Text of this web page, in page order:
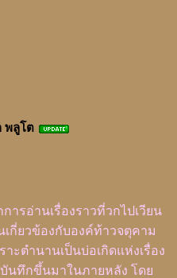
พลูโต
ารอ่านเรื่องราวที่วกไปเวียน
กี่ยวข้องกับองค์ท้าวจตุคาม
ะตำนานเป็นบ่อเกิดแห่งเรื่อง
นทึกขึ้นมาในภายหลัง โดย